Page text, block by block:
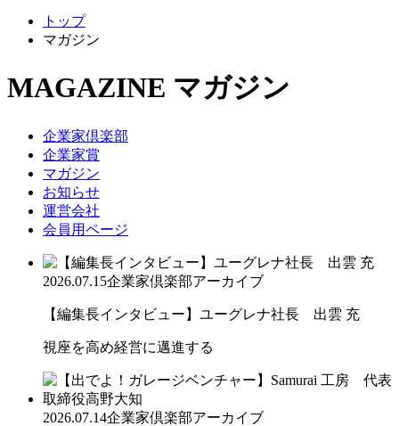
トップ
マガジン
MAGAZINE マガジン
企業家倶楽部
企業家賞
マガジン
お知らせ
運営会社
会員用ページ
2026.07.15企業家倶楽部アーカイブ
【編集長インタビュー】ユーグレナ社長 出雲 充
視座を高め経営に邁進する
2026.07.14企業家倶楽部アーカイブ